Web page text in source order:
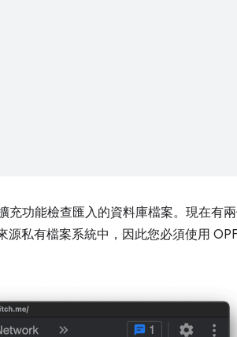
充功能檢查匯入的資料庫檔案。現在有
私有檔案系統中，因此您必須使用